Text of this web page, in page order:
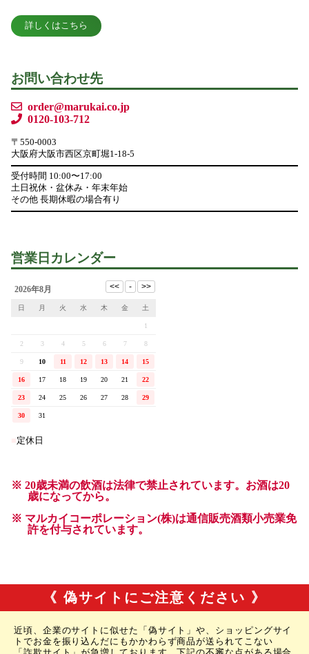
《 偽サイトにご注意ください 》
近頃、企業のサイトに似せた「偽サイト」や、ショッピングサイ
トでお金を振り込んだにもかかわらず商品が送られてこない